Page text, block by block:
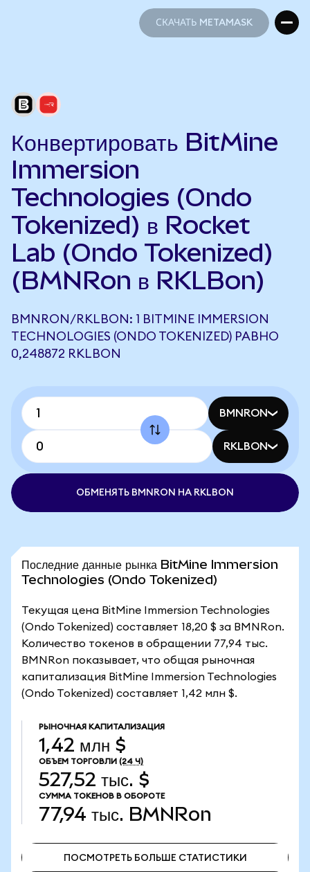
СКАЧАТЬ METAMASK
Конвертировать BitMine
Immersion
Technologies (Ondo
Tokenized) в Rocket
Lab (Ondo Tokenized)
(BMNRon в RKLBon)
BMNRON/RKLBON: 1 BITMINE IMMERSION
TECHNOLOGIES (ONDO TOKENIZED) РАВНО
0,248872 RKLBON
BMNRON
RKLBON
ОБМЕНЯТЬ BMNRON НА RKLBON
Последние данные рынка BitMine Immersion
Technologies (Ondo Tokenized)
Текущая цена BitMine Immersion Technologies
(Ondo Tokenized) составляет 18,20 $ за BMNRon.
Количество токенов в обращении 77,94 тыс.
BMNRon показывает, что общая рыночная
капитализация BitMine Immersion Technologies
(Ondo Tokenized) составляет 1,42 млн $.
РЫНОЧНАЯ КАПИТАЛИЗАЦИЯ
1,42 млн $
ОБЪЕМ ТОРГОВЛИ (24 Ч)
527,52 тыс. $
СУММА ТОКЕНОВ В ОБОРОТЕ
77,94 тыс. BMNRon
ПОСМОТРЕТЬ БОЛЬШЕ СТАТИСТИКИ